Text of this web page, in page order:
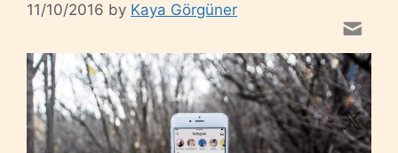
11/10/2016 by Kaya Görgüner